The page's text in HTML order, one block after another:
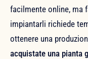
facilmente online, ma
impiantarli richiede
ottenere una
acquistate una pianta